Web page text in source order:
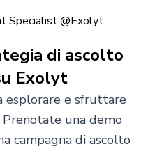
Specialist @Exolyt
di ascolto
Exolyt
esplorare e sfruttare
una demo
campagna di ascolto